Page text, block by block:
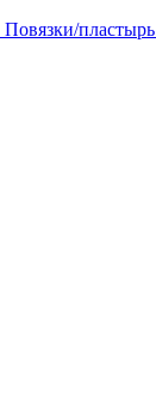
Повязки/пластырь